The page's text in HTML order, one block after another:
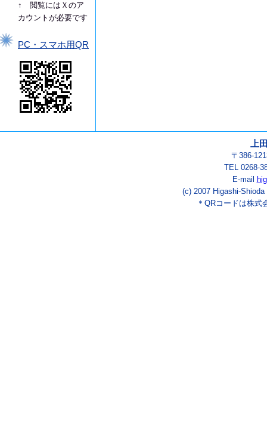
↑ 閲覧にはＸのア
カウントが必要です
PC・スマホ用QR
上
〒386-
TEL 0268-
E-mail
(c) 2007 Higashi-
＊QRコードは株式